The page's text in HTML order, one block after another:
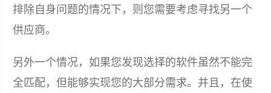
排除自身问题的情况下，则您需要考虑寻找另一个
供应商。
另外一个情况，如果您发现选择的软件虽然不能完
全匹配，但能够实现您的大部分需求。并且，在使